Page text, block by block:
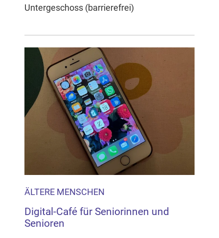
Untergeschoss (barrierefrei)
ÄLTERE MENSCHEN
Digital-Café für Seniorinnen und
Senioren